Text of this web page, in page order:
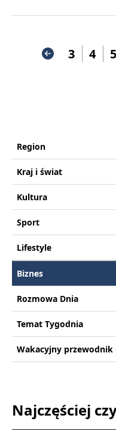
3 4 5
Region
Kraj i świat
Kultura
Sport
Lifestyle
Biznes
Rozmowa Dnia
Temat Tygodnia
Wakacyjny
Najczęściej